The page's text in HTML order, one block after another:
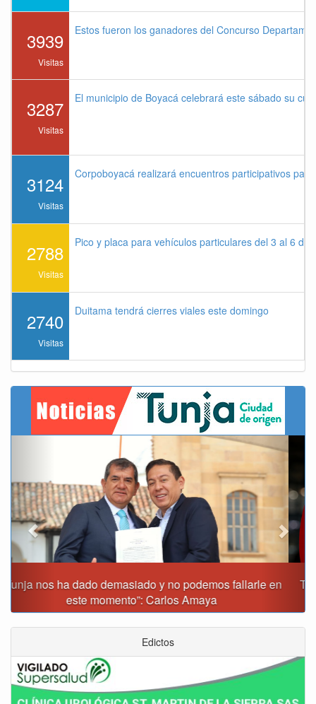
3939
Visitas
Estos fueron los ganadores del Concurso
3287
Visitas
El municipio de Boyacá celebrará este sábado su
3124
Visitas
Corpoboyacá realizará encuentros participativos
2788
Visitas
Pico y placa para vehículos particulares del 3 al 6 de
2740
Visitas
Duitama tendrá cierres viales este domingo
Tunja prohibirá este viernes la venta de licor, el uso de
drones y otras actividades
Edictos